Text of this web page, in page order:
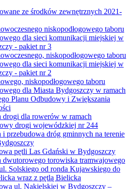
ze środków zewnętrznych 2021-
niskopodłogowego taboru
dla sieci komunikacji miejskiej w
- pakiet nr 3
niskopodłogowego taboru
dla sieci komunikacji miejskiej w
- pakiet nr 2
niskopodłogowego taboru
dla Miasta Bydgoszczy w ramach
Planu Odbudowy i Zwiększania
drogi dla rowerów w ramach
drogi wojewódzkiej nr 244
i przebudowa dróg gminnych na terenie
pętli Las Gdański w Bydgoszczy
dwutorowego torowiska tramwajowego
Solskiego od ronda Kujawskiego do
wraz z pętlą Bielicka
ul. Nakielskiej w Bydgoszczy –